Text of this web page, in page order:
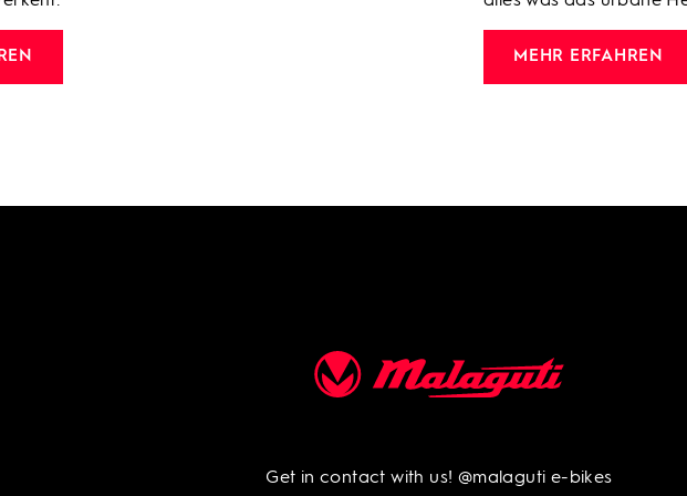
MEHR ERFAHREN
Get in contact with us! @malaguti e-bikes